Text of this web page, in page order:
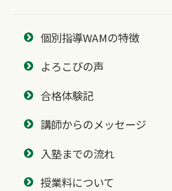
個別指導WAMの特徴
よろこびの声
合格体験記
講師からのメッセージ
入塾までの流れ
授業料について